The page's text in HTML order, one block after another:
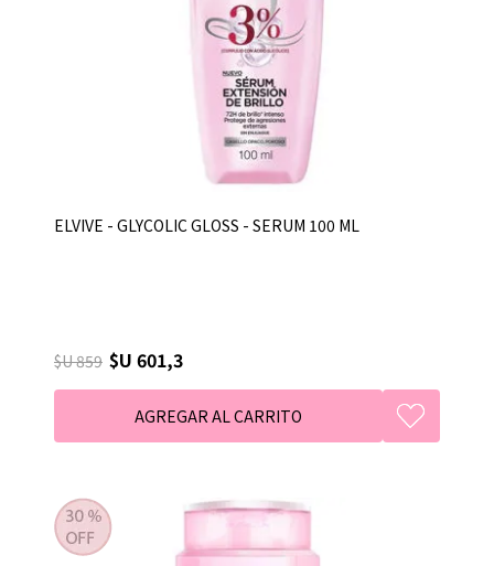
ELVIVE - GLYCOLIC GLOSS - SERUM 100 ML
$U 859 $U 601,3